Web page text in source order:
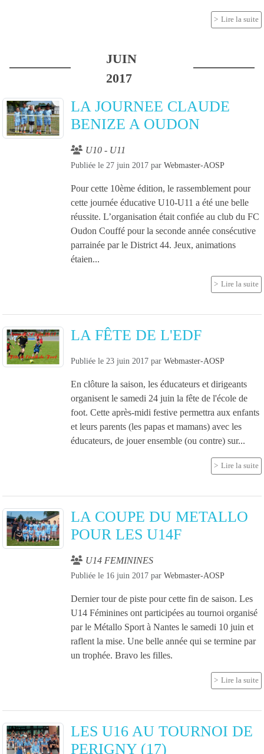
Lire la suite
JUIN
2017
LA JOURNEE CLAUDE
BENIZE A OUDON
U10 - U11
Publiée le 27 juin 2017 par Webmaster-AOSP
Pour cette 10ème édition, le rassemblement pour
cette journée éducative U10-U11 a été une belle
réussite. L’organisation était confiée au club du FC
Oudon Couffé pour la seconde année consécutive
parrainée par le District 44. Jeux, animations
étaien...
Lire la suite
LA FÊTE DE L'EDF
Publiée le 23 juin 2017 par Webmaster-AOSP
En clôture la saison, les éducateurs et dirigeants
organisent le samedi 24 juin la fête de l'école de
foot. Cette après-midi festive permettra aux enfants
et leurs parents (les papas et mamans) avec les
éducateurs, de jouer ensemble (ou contre) sur...
Lire la suite
LA COUPE DU METALLO
POUR LES U14F
U14 FEMININES
Publiée le 16 juin 2017 par Webmaster-AOSP
Dernier tour de piste pour cette fin de saison. Les
U14 Féminines ont participées au tournoi organisé
par le Métallo Sport à Nantes le samedi 10 juin et
raflent la mise. Une belle année qui se termine par
un trophée. Bravo les filles.
Lire la suite
LES U16 AU TOURNOI DE
PERIGNY (17)